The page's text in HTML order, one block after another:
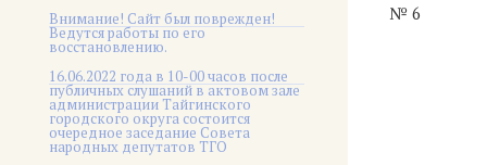
Внимание! Сайт был поврежден!
Ведутся работы по его
восстановлению.
16.06.2022 года в 10-00 часов после
публичных слушаний в актовом зале
администрации Тайгинского
городского округа состоится
очередное заседание Совета
народных депутатов ТГО
№ 6